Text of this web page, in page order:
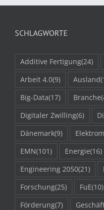
SCHLAGWORTE
Additive Fertigung(24)
Arbeit 4.0(9) Ausland
Big-Data(17) Branche
Digitaler Zwilling(6)
Dänemark(9)
EMN(101) Energie(16)
Engineering 2050(21)
Forschung(25) FuE(10)
Förderung(7)